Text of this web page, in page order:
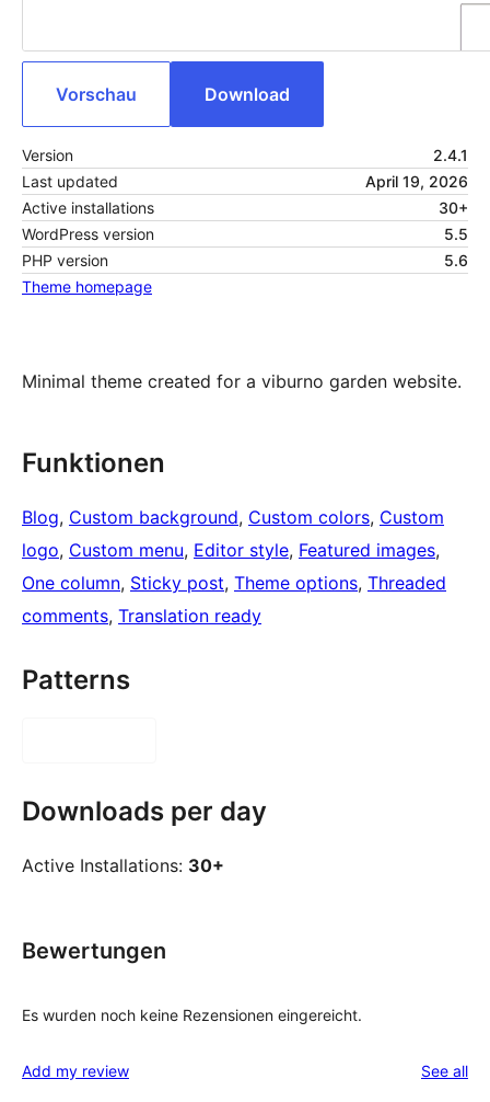
Vorschau Download
Version
2.4.1
Last updated
April 19, 2026
Active installations
30+
WordPress version
5.5
PHP version
5.6
Theme homepage
Minimal theme created for a viburno garden website.
Funktionen
Blog, Custom background, Custom colors, Custom
logo, Custom menu, Editor style, Featured images
One column, Sticky post, Theme options, Threaded
comments, Translation ready
Patterns
Downloads per day
Active Installations: 30+
Bewertungen
Es wurden noch keine Rezensionen eingereicht.
Add my review See all